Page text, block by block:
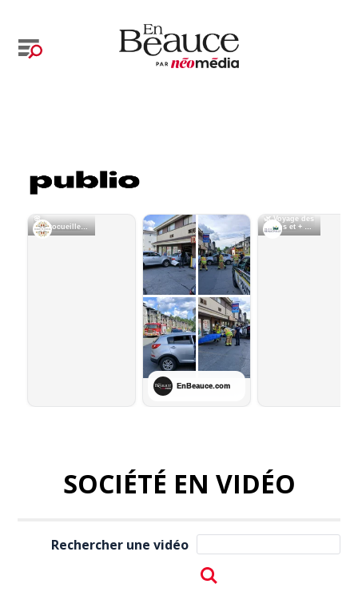
SOCIÉTÉ EN VIDÉO
Rechercher une vidéo